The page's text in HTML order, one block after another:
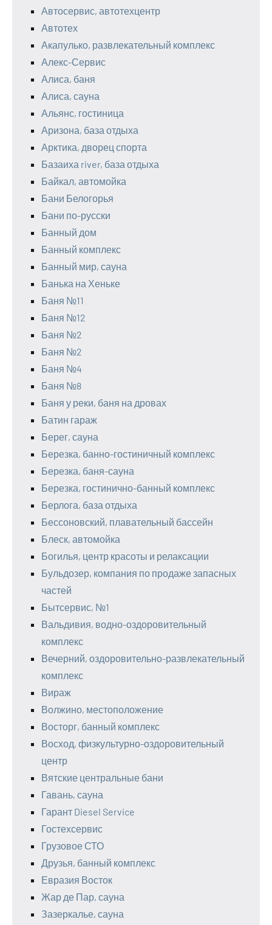
Автосервис, автотехцентр
Автотех
Акапулько, развлекательный комплекс
Алекс-Сервис
Алиса, баня
Алиса, сауна
Альянс, гостиница
Аризона, база отдыха
Арктика, дворец спорта
Базаиха river, база отдыха
Байкал, автомойка
Бани Белогорья
Бани по-русски
Банный дом
Банный комплекс
Банный мир, сауна
Банька на Хеньке
Баня №11
Баня №12
Баня №2
Баня №2
Баня №4
Баня №8
Баня у реки, баня на дровах
Батин гараж
Берег, сауна
Березка, банно-гостиничный комплекс
Березка, баня-сауна
Березка, гостинично-банный комплекс
Берлога, база отдыха
Бессоновский, плавательный бассейн
Блеск, автомойка
Богилья, центр красоты и релаксации
Бульдозер, компания по продаже запасных
частей
Бытсервис, №1
Вальдивия, водно-оздоровительный
комплекс
Вечерний, оздоровительно-развлекательный
комплекс
Вираж
Волжино, местоположение
Восторг, банный комплекс
Восход, физкультурно-оздоровительный
центр
Вятские центральные бани
Гавань, сауна
Гарант Diesel Service
Гостехсервис
Грузовое СТО
Друзья, банный комплекс
Евразия Восток
Жар де Пар, сауна
Зазеркалье, сауна